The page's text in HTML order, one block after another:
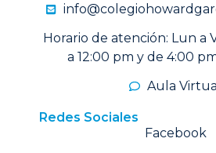
Horario de atención: Lun a
a 12:00 pm y de 4:00
Aula Virtual
Redes Sociales
Facebook